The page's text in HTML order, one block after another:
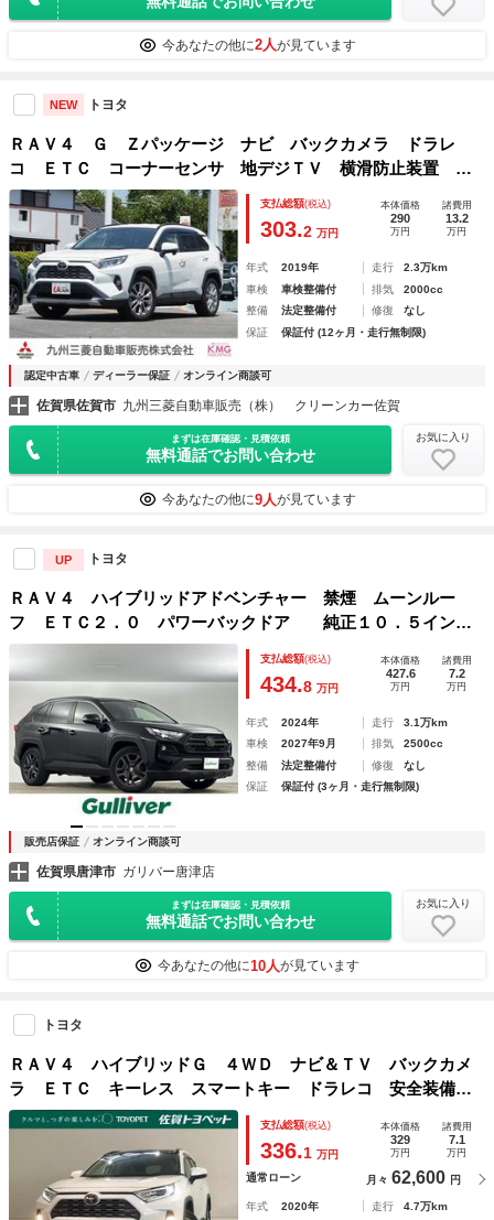
今あなたの他に2人が見ています
NEW トヨタ
ＲＡＶ４ Ｇ Ｚパッケージ ナビ バックカメラ ドラレ
コ ＥＴＣ コーナーセンサ 地デジＴＶ 横滑防止装置 ア
ルミ Ａクルコン ＥＴＣ付 デュアルエアバッグ 盗難防止
システム オートエアコン ＡＢＳ ＡＷＤ ＬＥＤランプ
支払総額(税込)
303.2 万円
本体価格
290
万円
諸費用
13.2
万円
年式 2019年 走行
2.3万km
車検
車検整備付 排気
2000cc
整備
法定整備付 修復
なし
保証
保証付 (12ヶ月・走行無制限)
認定中古車 ディーラー保証 オンライン商談可
佐賀県佐賀市 九州三菱自動車販売（株） クリーンカー佐賀
まずは在庫確認・見積依頼
無料通話でお問い合わせ
お気に入り
今あなたの他に9人が見ています
UP トヨタ
ＲＡＶ４ ハイブリッドアドベンチャー 禁煙 ムーンルー
フ ＥＴＣ２．０ パワーバックドア 純正１０．５インチ
ナビ Ｂｌｕｅｔｏｏｔｈ Ｔｏｙｏｔａ Ｓａｆｅｔｙ Ｓ
ｅｎｓｅ パワーシート ルーフレール シートヒーター ベ
ンチレーション
支払総額(税込)
434.8 万円
本体価格
427.6
万円
諸費用
7.2
万円
年式 2024年 走行
3.1万km
車検
2027年9月 排気
2500cc
整備
法定整備付 修復
なし
保証
保証付 (3ヶ月・走行無制限)
販売店保証 オンライン商談可
佐賀県唐津市 ガリバー唐津店
まずは在庫確認・見積依頼
無料通話でお問い合わせ
お気に入り
今あなたの他に10人が見ています
トヨタ
ＲＡＶ４ ハイブリッドＧ ４ＷＤ ナビ＆ＴＶ バックカメ
ラ ＥＴＣ キーレス スマートキー ドラレコ 安全装備
衝突被害軽減システム オートクルーズコントロール フル装
備 サンルーフ 電動シート ハイブリッド
支払総額(税込)
336.1 万円
本体価格
329
万円
諸費用
7.1
万円
通常ローン 月々 62,600 円
年式 2020年 走行
4.7万km